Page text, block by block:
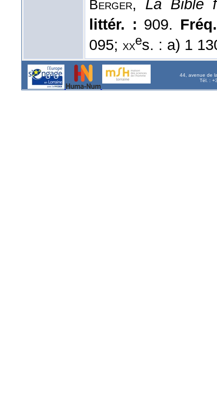
Berger, La Bible
littér. : 909.
095; xxes. : a) 1
44, avenue de
Tél. :